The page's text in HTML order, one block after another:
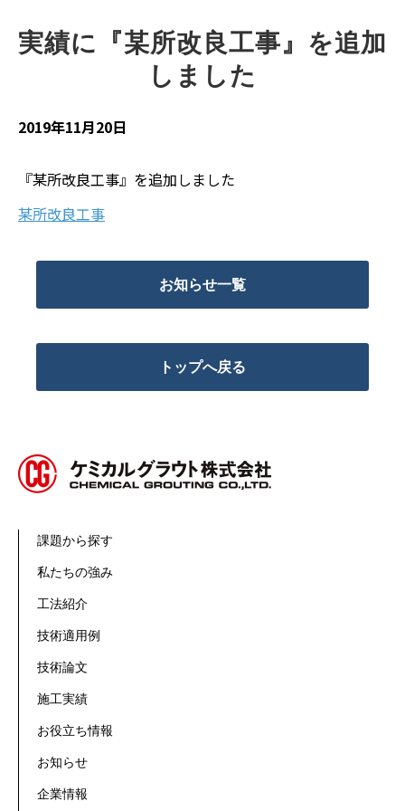
実績に『某所改良工事』を追加
しました
2019年11月20日
『某所改良工事』を追加しました
某所改良工事
お知らせ一覧
トップへ戻る
課題から探す
私たちの強み
工法紹介
技術適用例
技術論文
施工実績
お役立ち情報
お知らせ
企業情報